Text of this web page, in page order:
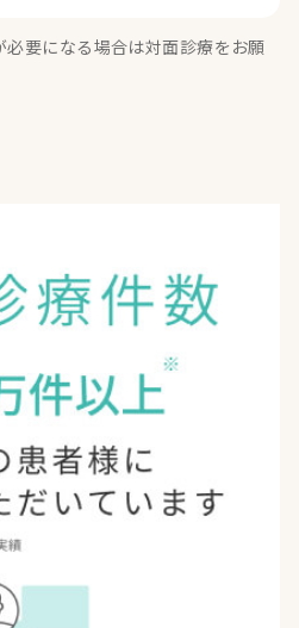
要になる場合は対面診療をお願